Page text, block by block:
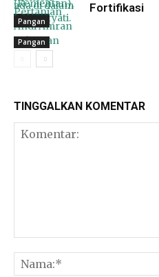
Pangan
Pangan
Pangan
Fortifikasi
TINGGALKAN KOMENTAR